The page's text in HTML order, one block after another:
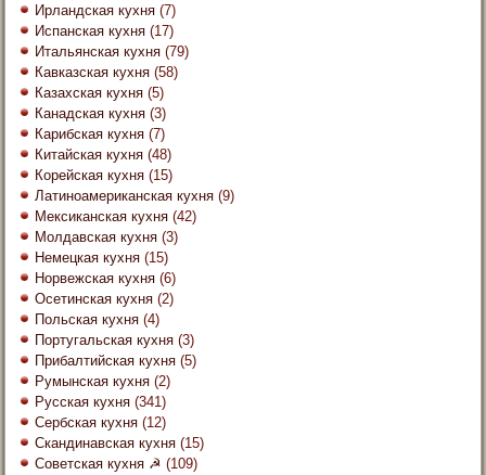
Ирландская кухня (7)
Испанская кухня (17)
Итальянская кухня (79)
Кавказская кухня (58)
Казахская кухня (5)
Канадская кухня (3)
Карибская кухня (7)
Китайская кухня (48)
Корейская кухня (15)
Латиноамериканская кухня (9)
Мексиканская кухня (42)
Молдавская кухня (3)
Немецкая кухня (15)
Норвежская кухня (6)
Осетинская кухня (2)
Польская кухня (4)
Португальская кухня (3)
Прибалтийская кухня (5)
Румынская кухня (2)
Русская кухня (341)
Сербская кухня (12)
Скандинавская кухня (15)
Советская кухня ☭ (109)